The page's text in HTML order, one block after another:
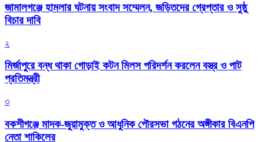
জামালগঞ্জে হামলার ঘটনায় সংবাদ সম্মেলন, জড়িতদের গ্রেপ্তার ও সুষ্ঠু
বিচার দাবি
২
মির্জাপুরে বন্ধ থাকা গোড়াই কটন মিলস পরিদর্শন করলেন বস্ত্র ও পাট
প্রতিমন্ত্রী
৩
বকশীগঞ্জে মাদক-জুয়ামুক্ত ও আধুনিক পৌরসভা গঠনের অঙ্গীকার বিএনপি
নেতা শাকিলের